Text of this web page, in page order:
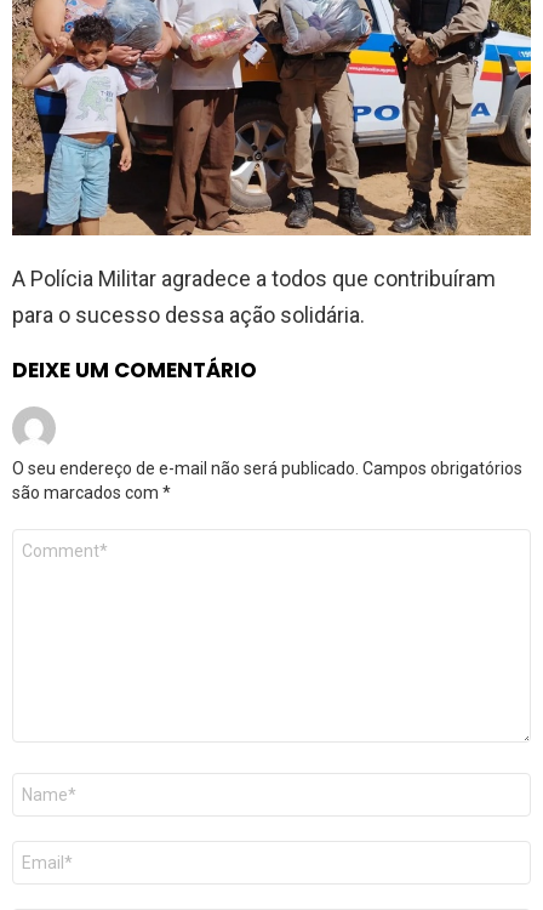
A Polícia Militar agradece a todos que contribuíram
para o sucesso dessa ação solidária.
DEIXE UM COMENTÁRIO
O seu endereço de e-mail não será publicado. Campos obrigatórios
são marcados com *
Comentário
Nome
E-
mail
*